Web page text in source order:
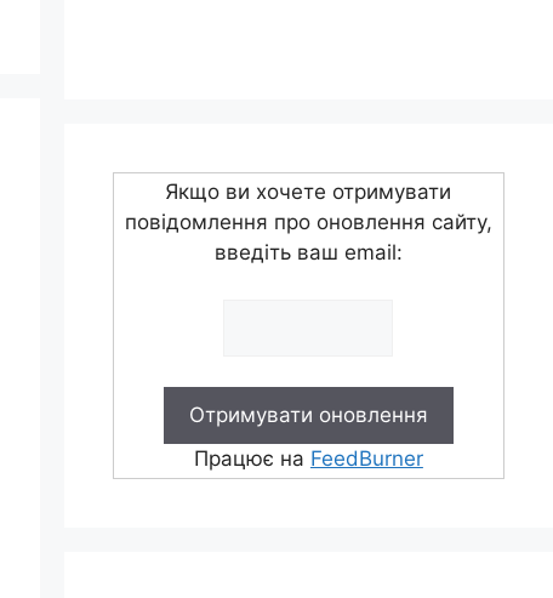
Якщо ви хочете отримувати
повідомлення про оновлення сайту,
введіть ваш email:
Працює на FeedBurner